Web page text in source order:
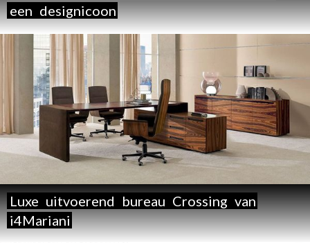
een designicoon
Luxe uitvoerend bureau Crossing van
i4Mariani